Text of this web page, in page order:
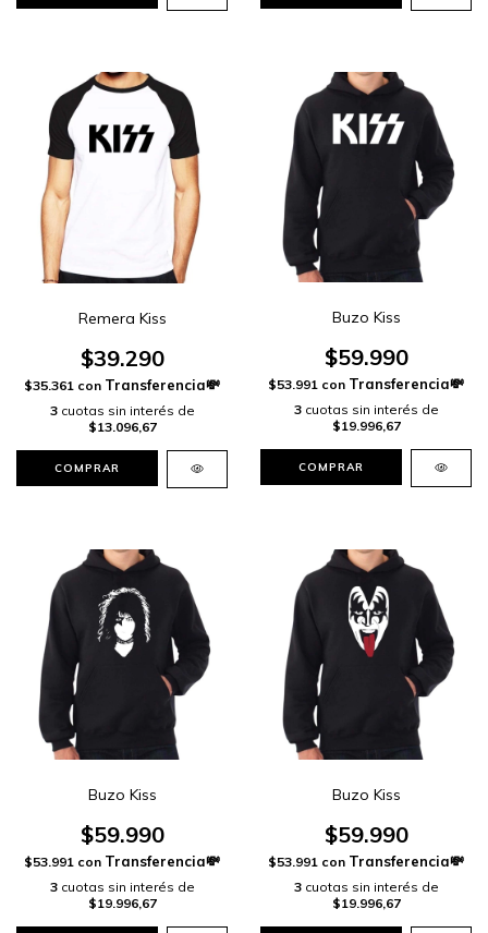
Remera Kiss
$39.290
$35.361 con
3 cuotas sin interés de
$13.096,67
COMPRAR
Buzo Kiss
$59.990
$53.991 con
3 cuotas sin interés de
$19.996,67
COMPRAR
Buzo Kiss
$59.990
$53.991 con
3 cuotas sin interés de
$19.996,67
Buzo Kiss
$59.990
$53.991 con
3 cuotas sin interés de
$19.996,67